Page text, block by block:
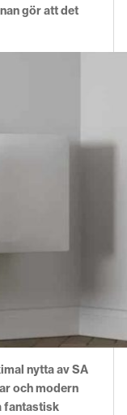
gör att det
nytta av SA
och modern
fantastisk